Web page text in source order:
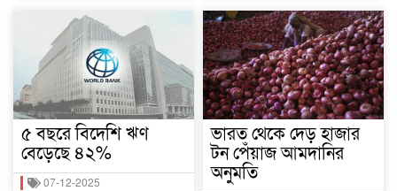
৫ বছরে বিদেশি ঋণ
বেড়েছে ৪২%
07-12-2025
ভারত থেকে দেড় হাজার
টন পেঁয়াজ আমদানির
অনুমতি